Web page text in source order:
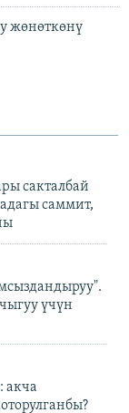
жөнөткөнү
сакталбай
саммит,
үчүн
акча